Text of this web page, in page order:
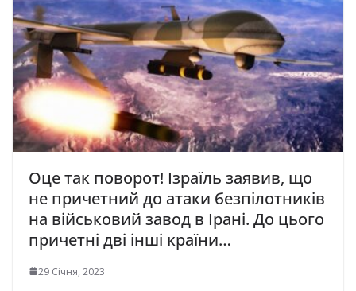
Оце так поворот! Ізраїль заявив, що
не причетний до атаки безпілотників
на військовий завод в Ірані. До цього
причетні дві інші країни…
29 Січня, 2023